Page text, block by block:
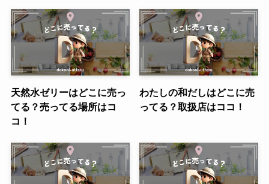
天然水ゼリーはどこに売っ
てる？売ってる場所はコ
コ！
わたしの和だしはどこに売
ってる？取扱店はココ！